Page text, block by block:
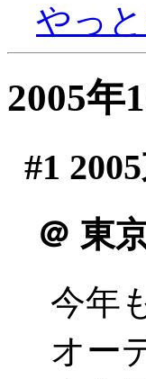
やっ
2005年
#1
＠ 東
今年
オー